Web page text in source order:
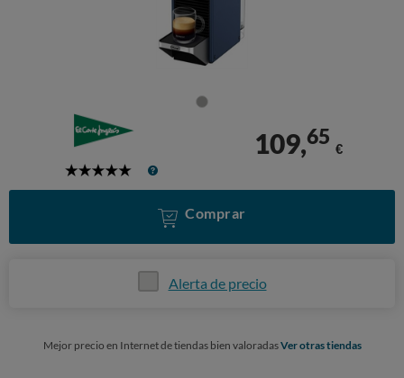
5
109,65
€
Comprar
Alerta de precio
Mejor precio en Internet de tiendas bien valoradasVer otras tiendas